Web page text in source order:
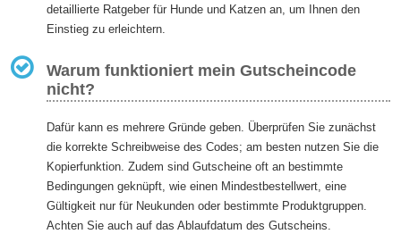
detaillierte Ratgeber für Hunde und Katzen an, um Ihnen den
Einstieg zu erleichtern.
Warum funktioniert mein Gutscheincode
nicht?
Dafür kann es mehrere Gründe geben. Überprüfen Sie zunächst
die korrekte Schreibweise des Codes; am besten nutzen Sie die
Kopierfunktion. Zudem sind Gutscheine oft an bestimmte
Bedingungen geknüpft, wie einen Mindestbestellwert, eine
Gültigkeit nur für Neukunden oder bestimmte Produktgruppen.
Achten Sie auch auf das Ablaufdatum des Gutscheins.